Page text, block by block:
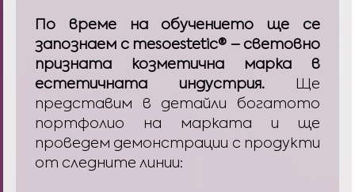
По време на обучението ще се
запознаем с mesoestetic® – световно
призната козметична марка в
естетичната индустрия. Ще
представим в детайли богатото
портфолио на марката и ще
проведем демонстрации с продукти
от следните линии: